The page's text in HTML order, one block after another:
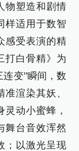
物塑造和剧情
样适用于数智
感受表演的精
打白骨精》为
变”瞬间，数
渲染其妖、
灵动小蜜蜂，
舞台音效浑然
；以激光呈现